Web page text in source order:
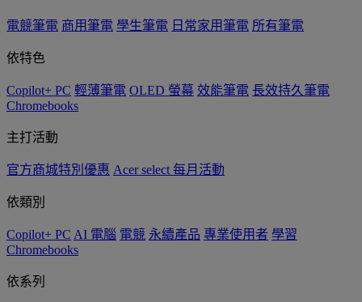
電競筆電 商用筆電 學生筆電 日常家用筆電 所有筆電
依特色
Copilot+ PC 輕薄筆電 OLED 螢幕 效能筆電 長效持久筆電
Chromebooks
主打活動
官方商城特別優惠 Acer select 每月活動
依類別
Copilot+ PC AI 電腦 電競 永續產品 專業使用者 學習
Chromebooks
依系列